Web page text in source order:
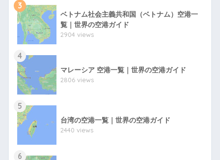
3
ベトナム社会主義共和国（ベトナム）空港一
覧｜世界の空港ガイド
2904 views
4
マレーシア 空港一覧｜世界の空港ガイド
2806 views
5
台湾の空港一覧｜世界の空港ガイド
2440 views
6